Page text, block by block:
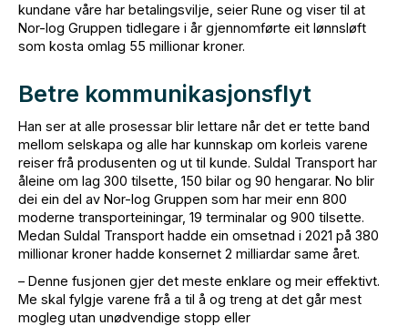
kundane våre har betalingsvilje, seier Rune og viser til at
Nor-log Gruppen tidlegare i år gjennomførte eit lønnsløft
som kosta omlag 55 millionar kroner.
Betre kommunikasjonsflyt
Han ser at alle prosessar blir lettare når det er tette band
mellom selskapa og alle har kunnskap om korleis varene
reiser frå produsenten og ut til kunde. Suldal Transport har
åleine om lag 300 tilsette, 150 bilar og 90 hengarar. No blir
dei ein del av Nor-log Gruppen som har meir enn 800
moderne transporteiningar, 19 terminalar og 900 tilsette.
Medan Suldal Transport hadde ein omsetnad i 2021 på 380
millionar kroner hadde konsernet 2 milliardar same året.
– Denne fusjonen gjer det meste enklare og meir effektivt.
Me skal fylgje varene frå a til å og treng at det går mest
mogleg utan unødvendige stopp eller